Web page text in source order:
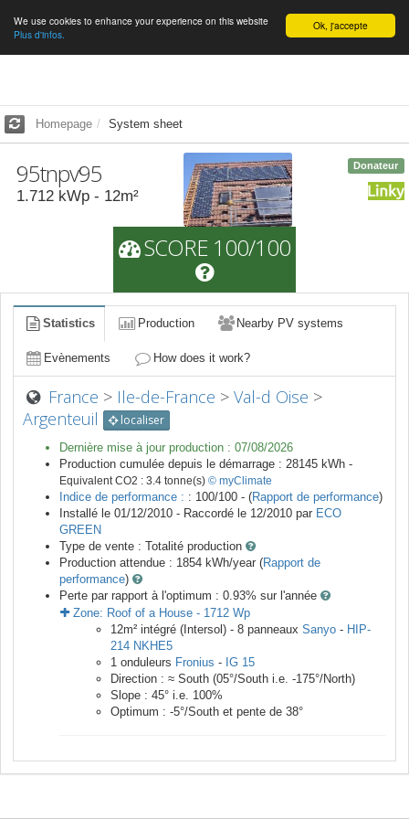
English Ok, j'accepte
We use cookies to enhance your experience on this website
Plus d'infos.
Homepage System sheet
95tnpv95
1.712 kWp - 12m²
Donateur
SCORE 100/100
Statistics Production Nearby PV systems
Evènements How does it work?
France > Ile-de-France >Val-d Oise >
Argenteuil
localiser
Dernière mise à jour production : 07/08/2026
Production cumulée depuis le démarrage : 28145 kWh -
Equivalent CO2 : 3.4 tonne(s) © myClimate
Indice de performance : : 100/100 - (Rapport de performance)
Installé le 01/12/2010 - Raccordé le 12/2010 par ECO
GREEN
Type de vente : Totalité production
Production attendue : 1854 kWh/year (Rapport de
performance)
Perte par rapport à l'optimum : 0.93% sur l'année
Zone: Roof of a House - 1712 Wp
12m² intégré (Intersol) - 8 panneaux Sanyo - HIP-
214 NKHE5
1 onduleurs Fronius - IG 15
Direction : ≈ South (05°/South i.e. -175°/North)
Slope : 45° i.e. 100%
Optimum : -5°/South et pente de 38°